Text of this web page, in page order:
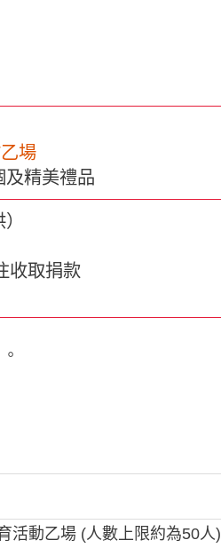
場
及精美禮品
收取捐款
活動乙場 (人數上限約為50人)